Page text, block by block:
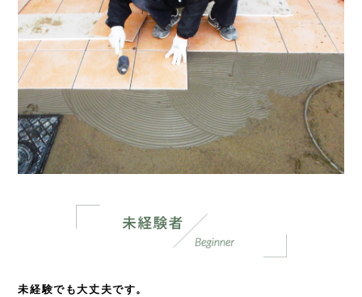
未経験でも大丈夫です。